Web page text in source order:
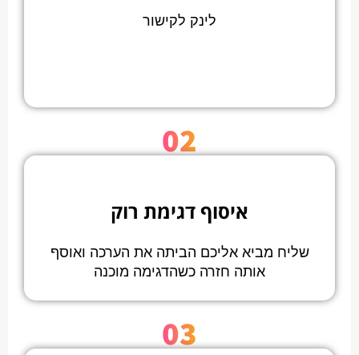
לינק לקישור
02
איסוף דגימת רוק
שליח מביא אליכם הביתה את הערכה ואוסף
אותה חזרה כשהדגימה מוכנה
03